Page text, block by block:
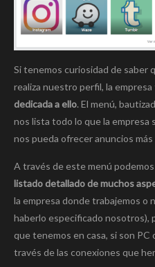
Si tenemos curiosidad de saber
realiza nuestro perfil, la
dedicada a ello. El menú,
nos lista todo lo que la empresa
nos pueda ofrecer anuncios
A través de este menú
listado detallado de muchos
la empresa donde trabajemos o
haberlo especificado nosotros),
que tenemos en casa, si son
través de las conexiones que